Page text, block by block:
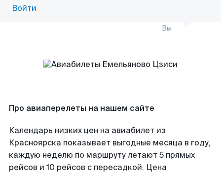
Войти
Вы
Про авиаперелеты на нашем сайте
Календарь низких цен на авиабилет из
Красноярска показывает выгодные месяца в году,
каждую неделю по маршруту летают 5 прямых
рейсов и 10 рейсов с пересадкой. Цена